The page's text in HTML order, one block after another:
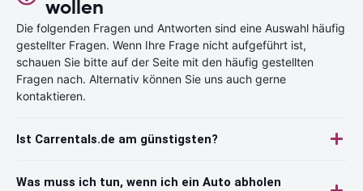
wollen
Die folgenden Fragen und Antworten sind eine Auswahl häufig
gestellter Fragen. Wenn Ihre Frage nicht aufgeführt ist,
schauen Sie bitte auf der Seite mit den häufig gestellten
Fragen nach. Alternativ können Sie uns auch gerne
kontaktieren.
Ist Carrentals.de am günstigsten?
Was muss ich tun, wenn ich ein Auto abholen